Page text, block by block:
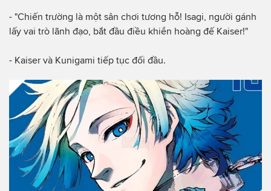
- "Chiến trường là một sân chơi tương hỗ! Isagi, người gánh
lấy vai trò lãnh đạo, bắt đầu điều khiển hoàng đế Kaiser!"
- Kaiser và Kunigami tiếp tục đối đầu.